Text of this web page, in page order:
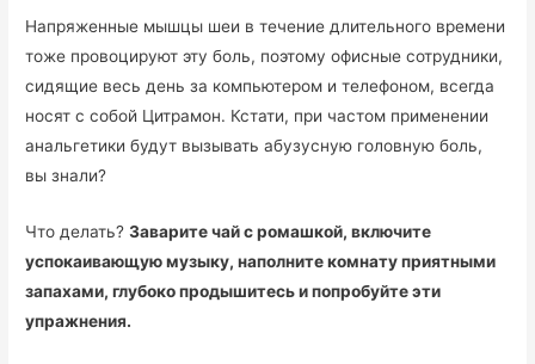
Напряженные мышцы шеи в течение длительного времени
тоже провоцируют эту боль, поэтому офисные сотрудники,
сидящие весь день за компьютером и телефоном, всегда
носят с собой Цитрамон. Кстати, при частом применении
анальгетики будут вызывать абузусную головную боль,
вы знали?
Что делать?Заварите чай с ромашкой, включите
успокаивающую музыку, наполните комнату приятными
запахами, глубоко продышитесь и попробуйте эти
упражнения.